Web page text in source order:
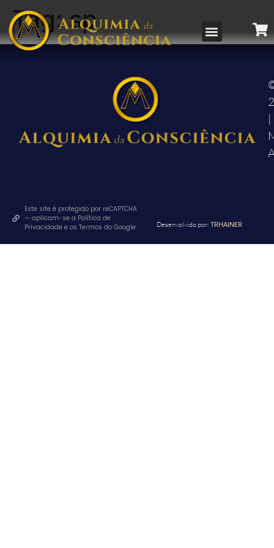
Tag:sp
|
Este site é protegido por reCAPTCHA
— aplicam-se a Política de
Privacidade e os Termos do Google.
Desenvolvido por: TRHAINER